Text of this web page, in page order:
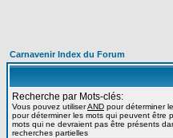
Carnavenir Index du Forum
Recherche par Mots-clés:
Vous pouvez utiliserAND pour déterminer
pour déterminer les mots qui peuvent être
mots qui ne devraient pas être présents
recherches partielles